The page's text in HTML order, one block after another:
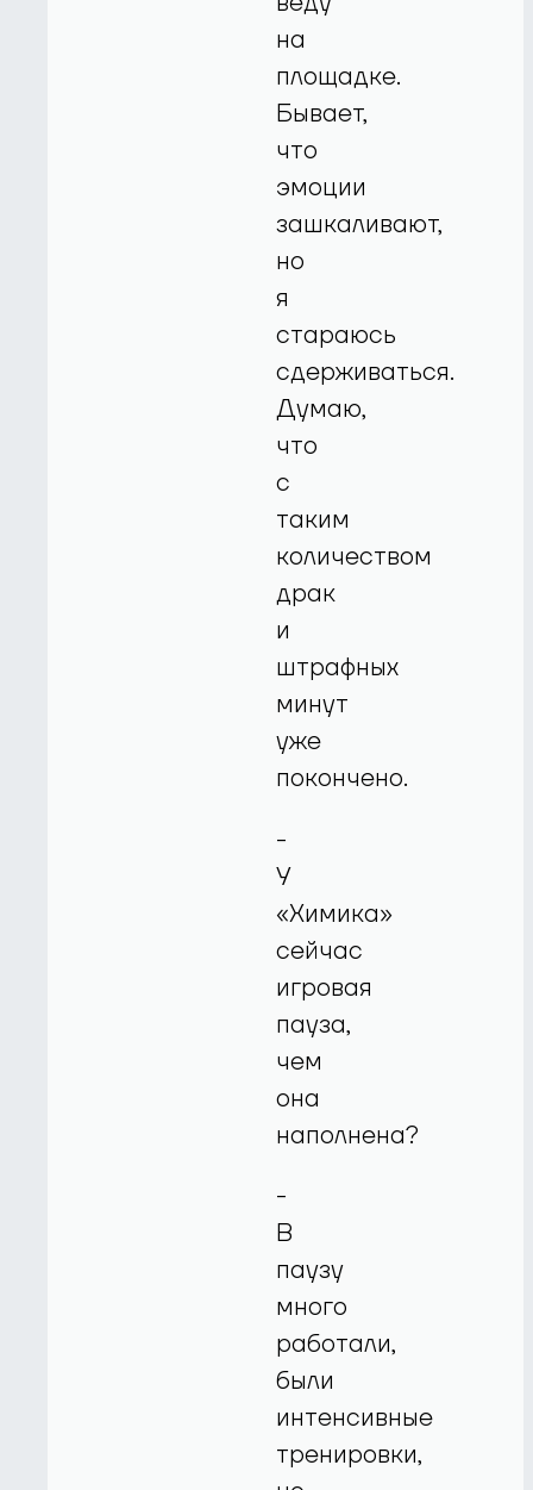
на
площадке.
Бывает,
что
эмоции
зашкаливают,
но
я
стараюсь
сдерживаться.
Думаю,
что
с
таким
количеством
драк
и
штрафных
минут
уже
покончено.
-
У
«Химика»
сейчас
игровая
пауза,
чем
она
наполнена?
-
В
паузу
много
работали,
были
интенсивные
тренировки,